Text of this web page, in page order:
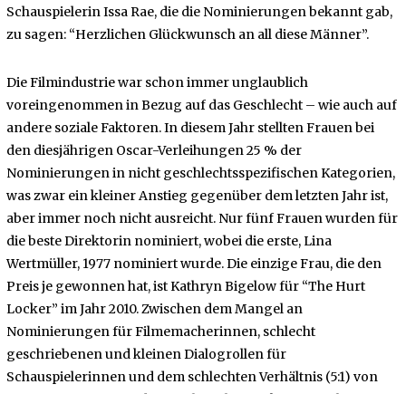
Schauspielerin Issa Rae, die die Nominierungen bekannt gab,
zu sagen: “Herzlichen Glückwunsch an all diese Männer”.
Die Filmindustrie war schon immer unglaublich
voreingenommen in Bezug auf das Geschlecht – wie auch auf
andere soziale Faktoren. In diesem Jahr stellten Frauen bei
den diesjährigen Oscar-Verleihungen 25 % der
Nominierungen in nicht geschlechtsspezifischen Kategorien,
was zwar ein kleiner Anstieg gegenüber dem letzten Jahr ist,
aber immer noch nicht ausreicht. Nur fünf Frauen wurden für
die beste Direktorin nominiert, wobei die erste, Lina
Wertmüller, 1977 nominiert wurde. Die einzige Frau, die den
Preis je gewonnen hat, ist Kathryn Bigelow für “The Hurt
Locker” im Jahr 2010. Zwischen dem Mangel an
Nominierungen für Filmemacherinnen, schlecht
geschriebenen und kleinen Dialogrollen für
Schauspielerinnen und dem schlechten Verhältnis (5:1) von